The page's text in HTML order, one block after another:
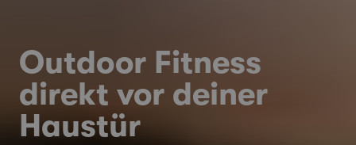
Outdoor Fitness
direkt vor deiner
Haustür